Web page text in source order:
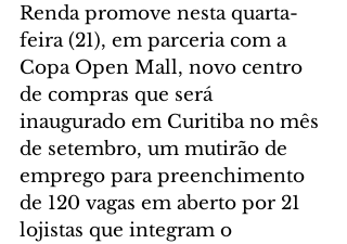
Renda promove nesta quarta-
feira (21), em parceria com a
Copa Open Mall, novo centro
de compras que será
inaugurado em Curitiba no mês
de setembro, um mutirão de
emprego para preenchimento
de 120 vagas em aberto por 21
lojistas que integram o